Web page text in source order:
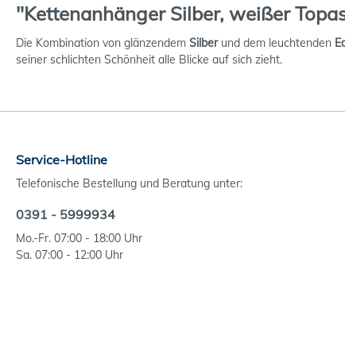
"Kettenanhänger Silber, weißer
Die Kombination von glänzendem Silberund dem leuchtenden
seiner schlichten Schönheit alle Blicke auf sich zieht.
Service-Hotline
Telefonische Bestellung und Beratung unter:
0391 - 5999934
Mo.-Fr. 07:00 - 18:00 Uhr
Sa. 07:00 - 12:00 Uhr